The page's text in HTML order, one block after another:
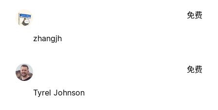
zhangjh
免费
Tyrel Johnson
免费